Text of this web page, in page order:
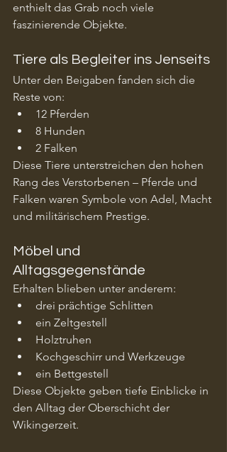
enthielt das Grab noch viele
faszinierende Objekte.
Tiere als Begleiter ins Jenseits
Unter den Beigaben fanden sich die
Reste von:
12 Pferden
8 Hunden
2 Falken
Diese Tiere unterstreichen den hohen
Rang des Verstorbenen – Pferde und
Falken waren Symbole von Adel, Macht
und militärischem Prestige.
Möbel und
Alltagsgegenstände
Erhalten blieben unter anderem:
drei prächtige Schlitten
ein Zeltgestell
Holztruhen
Kochgeschirr und Werkzeuge
ein Bettgestell
Diese Objekte geben tiefe Einblicke in
den Alltag der Oberschicht der
Wikingerzeit.